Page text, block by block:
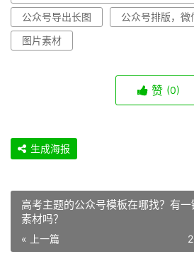
公众号导出长图
公众号排版，微
图片素材
赞 (0)
生成海报
高考主题的公众号模板在哪找？有
素材吗？
« 上一篇